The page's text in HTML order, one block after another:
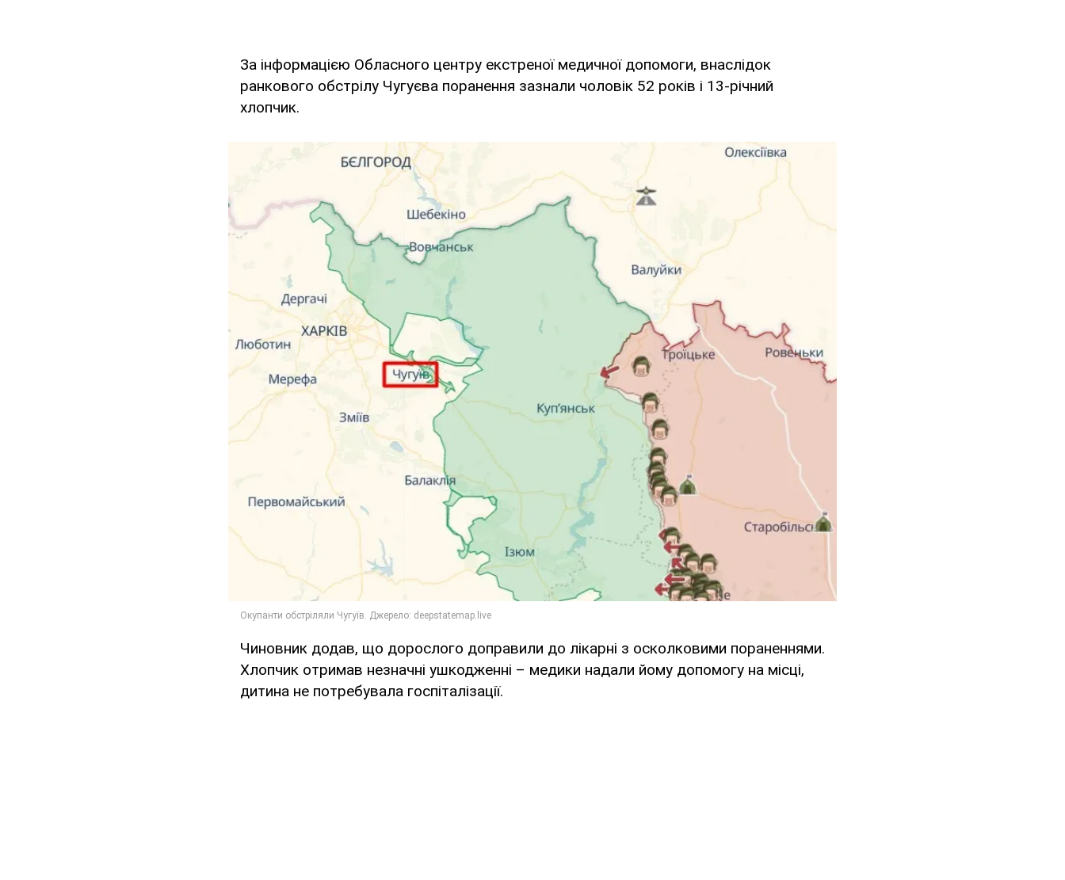
За інформацією Обласного центру екстреної медичної допомоги, внаслідок
ранкового обстрілу Чугуєва поранення зазнали чоловік 52 років і 13-річний
хлопчик.
Чиновник додав, що дорослого доправили до лікарні з осколковими пораненнями.
Хлопчик отримав незначні ушкодженні – медики надали йому допомогу на місці,
дитина не потребувала госпіталізації.